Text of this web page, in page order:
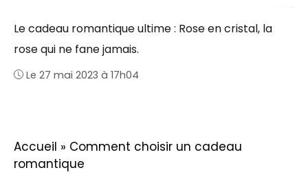
Le cadeau romantique ultime : Rose en cristal, la
rose qui ne fane jamais.
Le 27 mai 2023 à 17h04
Accueil » Comment choisir un cadeau
romantique